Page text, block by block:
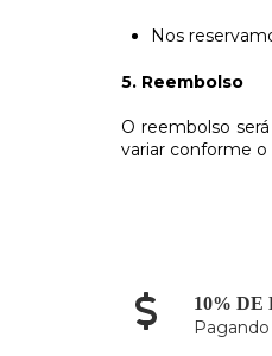
Nos
5. Reembolso
O reembolso
variar conforme
10% DE